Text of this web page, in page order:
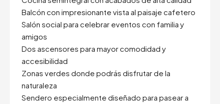
Balcón con impresionante vista al paisaje cafetero
Salón social para celebrar eventos con familia y
amigos
Dos ascensores para mayor comodidad y
accesibilidad
Zonas verdes donde podrás disfrutar de la
naturaleza
Sendero especialmente diseñado para pasear a